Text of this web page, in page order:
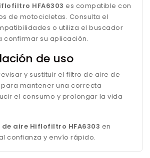
HFA6303 es compatible con
de motocicletas. Consulta el
o utiliza el buscador
confirmar su aplicación.
de uso
y sustituir el filtro de aire de
mantener una correcta
el consumo y prolongar la vida
aire Hiflofiltro HFA6303 en
confianza y envío rápido.